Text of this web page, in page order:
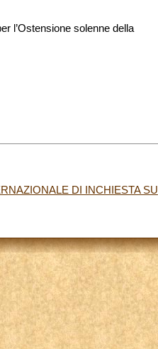
l’Ostensione solenne della
DI INCHIESTA SU